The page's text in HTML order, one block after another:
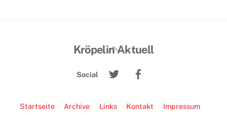
Back
Top
Kröpelin Aktuell
Social
Twitter
Startseite Archive Links Kontakt Impressum